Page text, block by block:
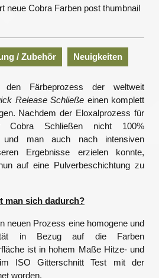
/ Zubehör Neuigkeiten
Färbeprozess der weltweit
Release Schließe einen komplett
Nachdem der Eloxalprozess für
Cobra Schließen nicht 100%
und man auch nach intensiven
Ergebnisse erzielen konnte,
auf eine Pulverbeschichtung zu
man sich dadurch?
neuen Prozess eine homogene und
in Bezug auf die Farben
ist in hohem Maße Hitze- und
ISO Gitterschnitt Test mit der
worden.